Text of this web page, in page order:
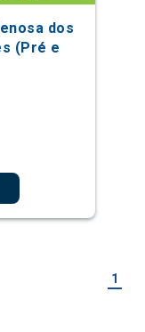
dos
(Pré e
1